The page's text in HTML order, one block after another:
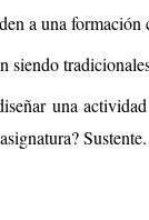
a una
siendo
una
Sustente.